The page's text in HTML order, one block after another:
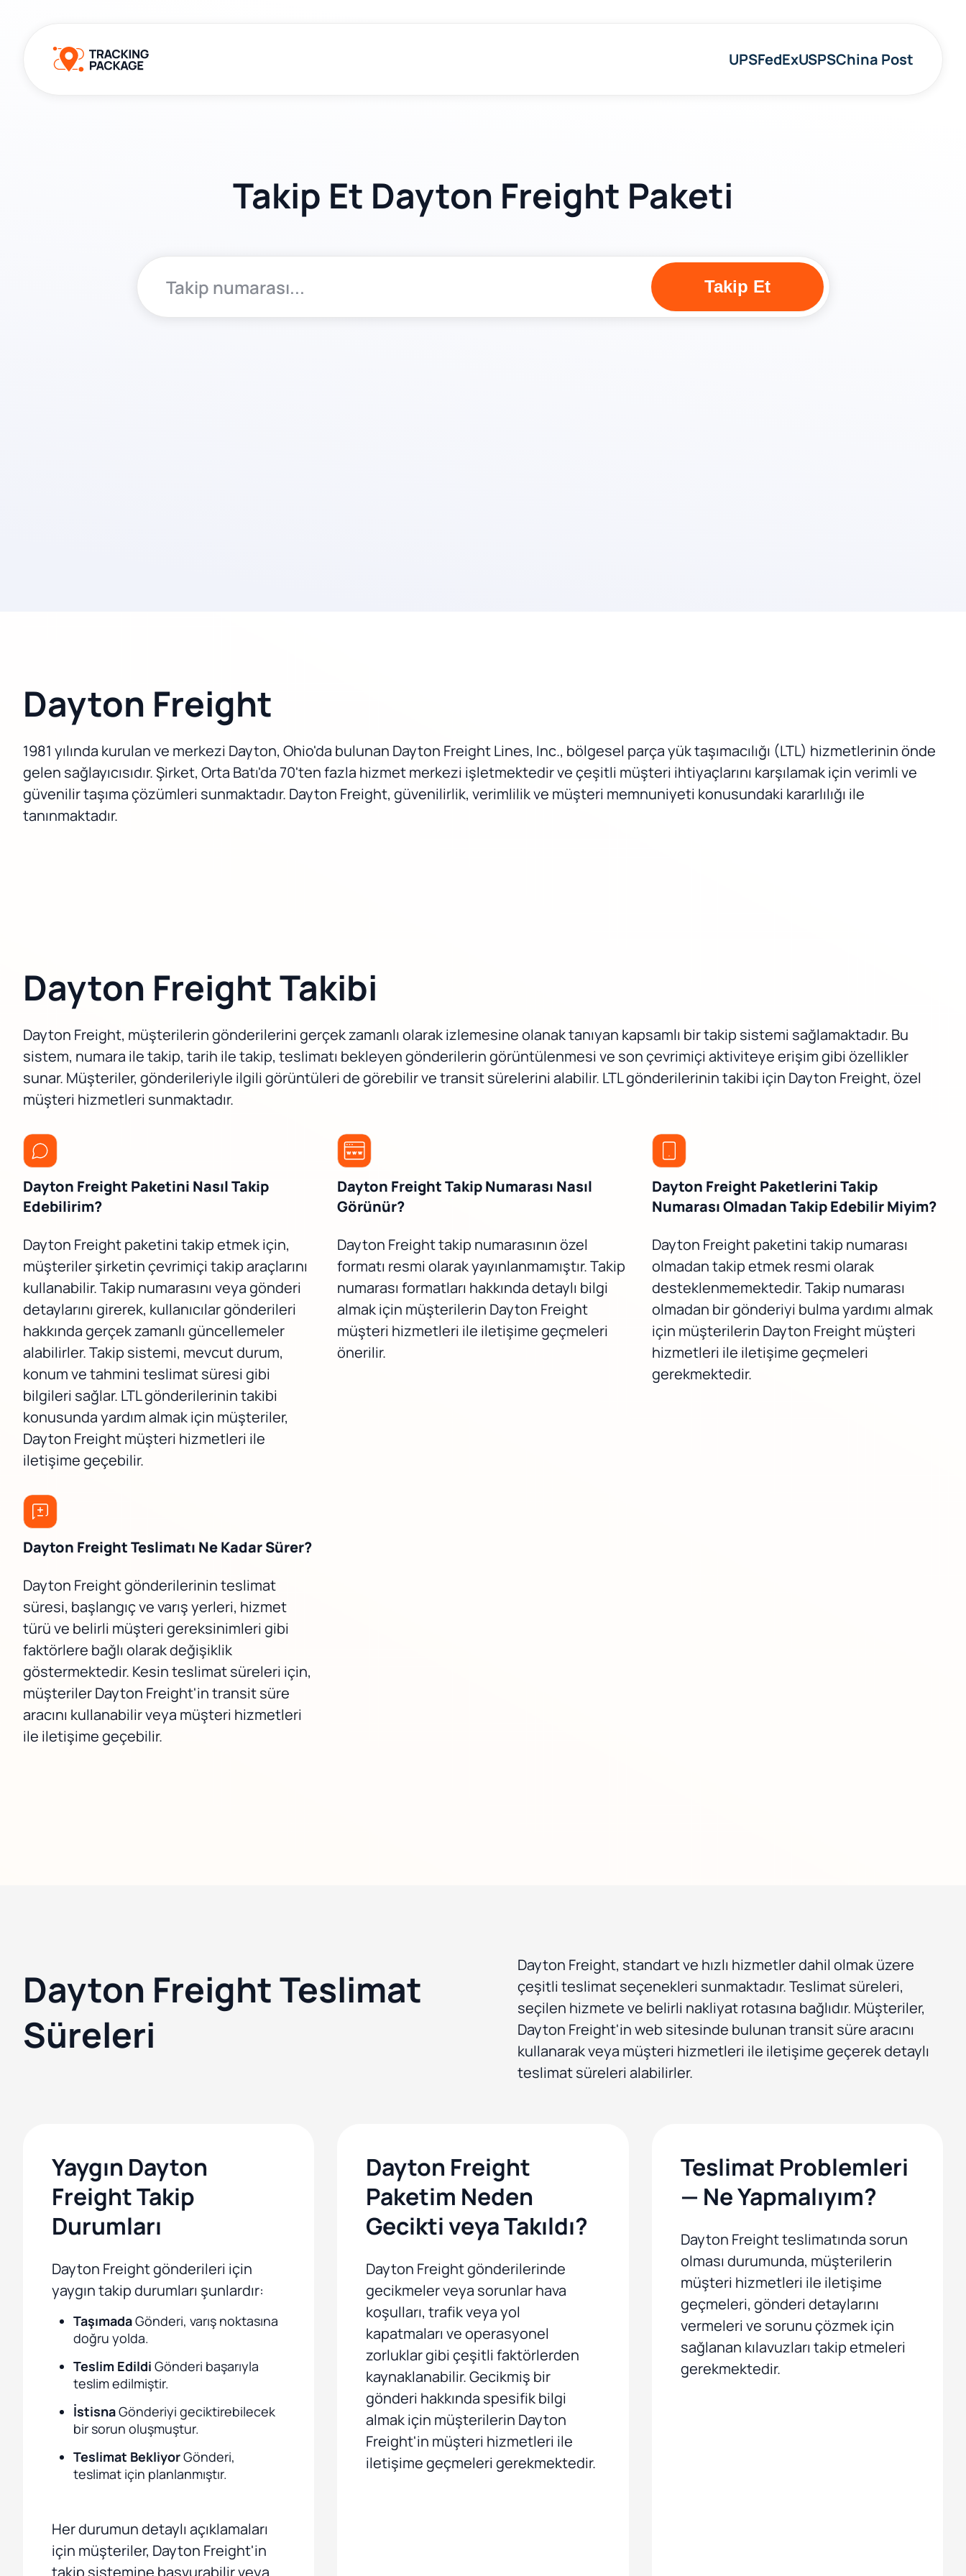
UPSFedExUSPSChina Post
Takip Et Dayton Freight Paketi
Takip Et
Dayton Freight
1981 yılında kurulan ve merkezi Dayton, Ohio'da bulunan Dayton Freight Lines, Inc., bölgesel parça yük taşımacılığı (LTL) hizmetlerinin önde
gelen sağlayıcısıdır. Şirket, Orta Batı'da 70'ten fazla hizmet merkezi işletmektedir ve çeşitli müşteri ihtiyaçlarını karşılamak için verimli ve
güvenilir taşıma çözümleri sunmaktadır. Dayton Freight, güvenilirlik, verimlilik ve müşteri memnuniyeti konusundaki kararlılığı ile
tanınmaktadır.
Dayton Freight Takibi
Dayton Freight, müşterilerin gönderilerini gerçek zamanlı olarak izlemesine olanak tanıyan kapsamlı bir takip sistemi sağlamaktadır. Bu
sistem, numara ile takip, tarih ile takip, teslimatı bekleyen gönderilerin görüntülenmesi ve son çevrimiçi aktiviteye erişim gibi özellikler
sunar. Müşteriler, gönderileriyle ilgili görüntüleri de görebilir ve transit sürelerini alabilir. LTL gönderilerinin takibi için Dayton Freight, özel
müşteri hizmetleri sunmaktadır.
Dayton Freight Paketini Nasıl Takip
Edebilirim?
Dayton Freight paketini takip etmek için,
müşteriler şirketin çevrimiçi takip araçlarını
kullanabilir. Takip numarasını veya gönderi
detaylarını girerek, kullanıcılar gönderileri
hakkında gerçek zamanlı güncellemeler
alabilirler. Takip sistemi, mevcut durum,
konum ve tahmini teslimat süresi gibi
bilgileri sağlar. LTL gönderilerinin takibi
konusunda yardım almak için müşteriler,
Dayton Freight müşteri hizmetleri ile
iletişime geçebilir.
Dayton Freight Takip Numarası Nasıl
Görünür?
Dayton Freight takip numarasının özel
formatı resmi olarak yayınlanmamıştır. Takip
numarası formatları hakkında detaylı bilgi
almak için müşterilerin Dayton Freight
müşteri hizmetleri ile iletişime geçmeleri
önerilir.
Dayton Freight Paketlerini Takip
Numarası Olmadan Takip Edebilir Miyim?
Dayton Freight paketini takip numarası
olmadan takip etmek resmi olarak
desteklenmemektedir. Takip numarası
olmadan bir gönderiyi bulma yardımı almak
için müşterilerin Dayton Freight müşteri
hizmetleri ile iletişime geçmeleri
gerekmektedir.
Dayton Freight Teslimatı Ne Kadar Sürer?
Dayton Freight gönderilerinin teslimat
süresi, başlangıç ve varış yerleri, hizmet
türü ve belirli müşteri gereksinimleri gibi
faktörlere bağlı olarak değişiklik
göstermektedir. Kesin teslimat süreleri için,
müşteriler Dayton Freight'in transit süre
aracını kullanabilir veya müşteri hizmetleri
ile iletişime geçebilir.
Dayton Freight Teslimat
Süreleri
Dayton Freight, standart ve hızlı hizmetler dahil olmak üzere
çeşitli teslimat seçenekleri sunmaktadır. Teslimat süreleri,
seçilen hizmete ve belirli nakliyat rotasına bağlıdır. Müşteriler,
Dayton Freight'in web sitesinde bulunan transit süre aracını
kullanarak veya müşteri hizmetleri ile iletişime geçerek detaylı
teslimat süreleri alabilirler.
Yaygın Dayton
Freight Takip
Durumları
Dayton Freight gönderileri için
yaygın takip durumları şunlardır:
TaşımadaGönderi, varış noktasına
doğru yolda.
Teslim Edildi Gönderi başarıyla
teslim edilmiştir.
İstisnaGönderiyi geciktirebilecek
bir sorun oluşmuştur.
Teslimat BekliyorGönderi,
teslimat için planlanmıştır.
Her durumun detaylı açıklamaları
için müşteriler, Dayton Freight'in
Dayton Freight
Paketim Neden
Gecikti veya Takıldı?
Dayton Freight gönderilerinde
gecikmeler veya sorunlar hava
koşulları, trafik veya yol
kapatmaları ve operasyonel
zorluklar gibi çeşitli faktörlerden
kaynaklanabilir. Gecikmiş bir
gönderi hakkında spesifik bilgi
almak için müşterilerin Dayton
Freight'in müşteri hizmetleri ile
iletişime geçmeleri gerekmektedir.
Teslimat Problemleri
— Ne Yapmalıyım?
Dayton Freight teslimatında sorun
olması durumunda, müşterilerin
müşteri hizmetleri ile iletişime
geçmeleri, gönderi detaylarını
vermeleri ve sorunu çözmek için
sağlanan kılavuzları takip etmeleri
gerekmektedir.